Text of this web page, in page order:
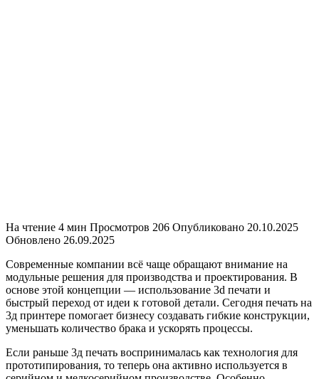
На чтение 4 мин Просмотров 206 Опубликовано 20.10.2025
Обновлено 26.09.2025
Современные компании всё чаще обращают внимание на
модульные решения для производства и проектирования. В
основе этой концепции — использование 3d печати и
быстрый переход от идеи к готовой детали. Сегодня печать на
3д принтере помогает бизнесу создавать гибкие конструкции,
уменьшать количество брака и ускорять процессы.
Если раньше 3д печать воспринималась как технология для
прототипирования, то теперь она активно используется в